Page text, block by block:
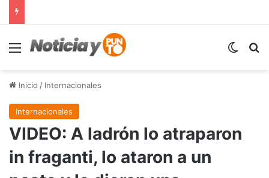
Menú
Inicio / Internacionales
Internacionales
VIDEO: A ladrón lo atraparon
in fraganti, lo ataron a un